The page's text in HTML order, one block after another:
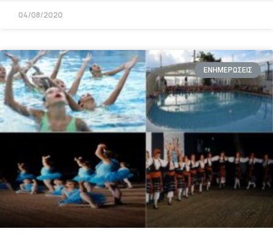
04/08/2020
ΕΝΗΜΕΡΩΣΕΙΣ